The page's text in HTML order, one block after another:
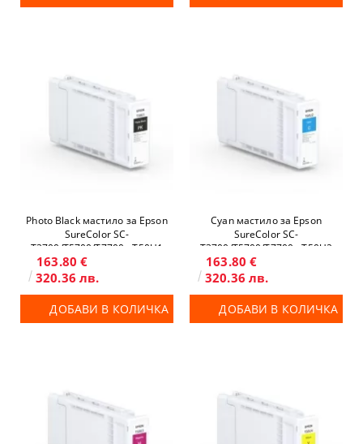
Photo Black мастило за Epson
SureColor SC-
T3700/T5700/T7700 - T50U1
163.80 €
320.36 лв.
ДОБАВИ В КОЛИЧКА
Cyan мастило за Epson
SureColor SC-
T3700/T5700/T7700 - T50U2
163.80 €
320.36 лв.
ДОБАВИ В КОЛИЧКА